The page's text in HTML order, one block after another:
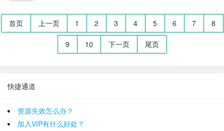
首页 上一页 1 2 3 4 5 6 7 8
9 10 下一页 尾页
快捷通道
资源失效怎么办？
加入VIP有什么好处？